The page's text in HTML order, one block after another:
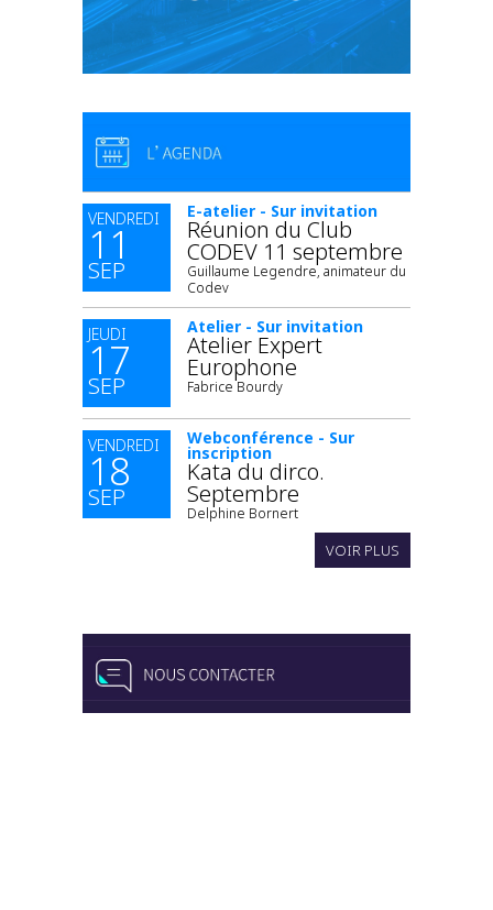
VENDREDI
11
SEP
E-atelier - Sur invitation
Réunion du Club
CODEV 11 septembre
Guillaume Legendre, animateur du
Codev
JEUDI
17
SEP
Atelier - Sur invitation
Atelier Expert
Europhone
Fabrice Bourdy
VENDREDI
18
SEP
Webconférence - Sur
inscription
Kata du dirco.
Septembre
Delphine Bornert
VOIR PLUS